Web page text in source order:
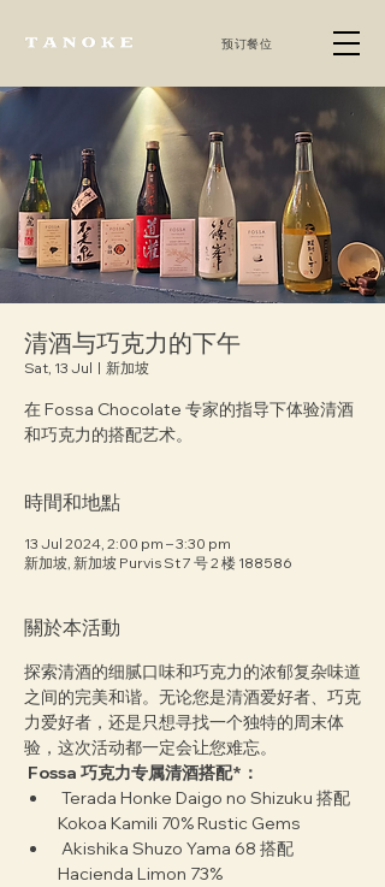
预订餐位
清酒与巧克力的下午
Sat, 13 Jul
  |
新加坡
在 Fossa Chocolate 专家的指导下体验清酒
和巧克力的搭配艺术。
時間和地點
13 Jul 2024, 2:00 pm – 3:30 pm
新加坡, 新加坡 Purvis St 7 号 2 楼 188586
關於本活動
探索清酒的细腻口味和巧克力的浓郁复杂味道
之间的完美和谐。无论您是清酒爱好者、巧克
力爱好者，还是只想寻找一个独特的周末体
验，这次活动都一定会让您难忘。
Fossa 巧克力专属清酒搭配*：
Kokoa Kamili 70% Rustic Gems
Hacienda Limon 73%